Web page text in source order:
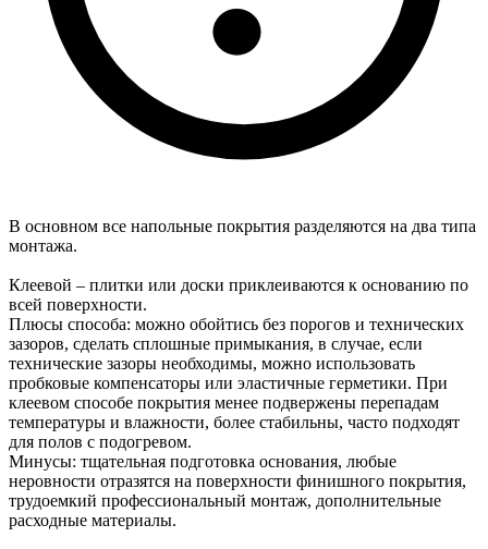
В основном все напольные покрытия разделяются на два типа
монтажа.
Клеевой – плитки или доски приклеиваются к основанию по
всей поверхности.
Плюсы способа: можно обойтись без порогов и технических
зазоров, сделать сплошные примыкания, в случае, если
технические зазоры необходимы, можно использовать
пробковые компенсаторы или эластичные герметики. При
клеевом способе покрытия менее подвержены перепадам
температуры и влажности, более стабильны, часто подходят
для полов с подогревом.
Минусы: тщательная подготовка основания, любые
неровности отразятся на поверхности финишного покрытия,
трудоемкий профессиональный монтаж, дополнительные
расходные материалы.